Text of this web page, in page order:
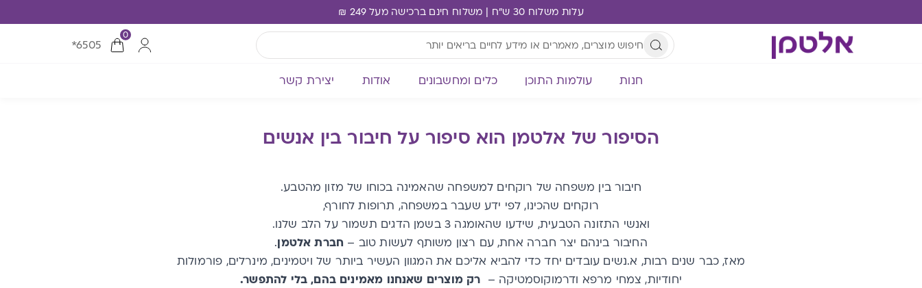
עלות משלוח 30 ש"ח | משלוח חינם ברכישה מעל 249 ₪
0
*6505
חנות עולמות התוכן כלים ומחשבונים אודות יצירת קשר
הסיפור של אלטמן הוא סיפור על חיבור בין אנשים
חיבור בין משפחה של רוקחים למשפחה שהאמינה בכוחו של מזון מהטבע.
רוקחים שהכינו, לפי ידע שעבר במשפחה, תרופות לחורף,
ואנשי התזונה הטבעית, שידעו שהאומגה 3 בשמן הדגים תשמור על הלב שלנו.
החיבור בינהם יצר חברה אחת, עם רצון משותף לעשות טוב – חברת אלטמן.
מאז, כבר שנים רבות, א.נשים עובדים יחד כדי להביא אליכם את המגוון העשיר ביותר של ויטמינים, מינרלים, פורמולות
יחודיות, צמחי מרפא ודרמוקוסמטיקה – רק מוצרים שאנחנו מאמינים בהם, בלי להתפשר.